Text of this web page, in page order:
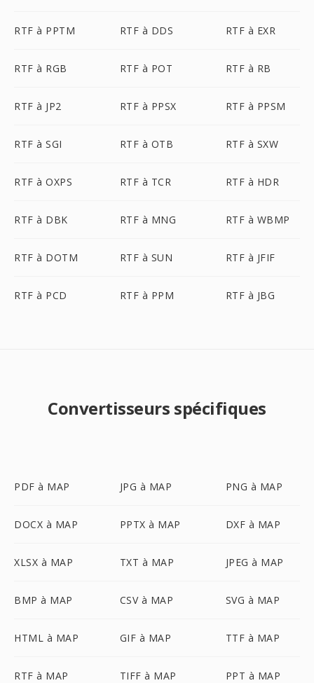
RTF à PPTM RTF à DDS RTF à EXR
RTF à RGB RTF à POT RTF à RB
RTF à JP2 RTF à PPSX RTF à PPSM
RTF à SGI RTF à OTB RTF à SXW
RTF à OXPS RTF à TCR RTF à HDR
RTF à DBK RTF à MNG RTF à WBMP
RTF à DOTM RTF à SUN RTF à JFIF
RTF à PCD RTF à PPM RTF à JBG
Convertisseurs spécifiques
PDF à MAP JPG à MAP PNG à MAP
DOCX à MAP PPTX à MAP DXF à MAP
XLSX à MAP TXT à MAP JPEG à MAP
BMP à MAP CSV à MAP SVG à MAP
HTML à MAP GIF à MAP TTF à MAP
RTF à MAP TIFF à MAP PPT à MAP